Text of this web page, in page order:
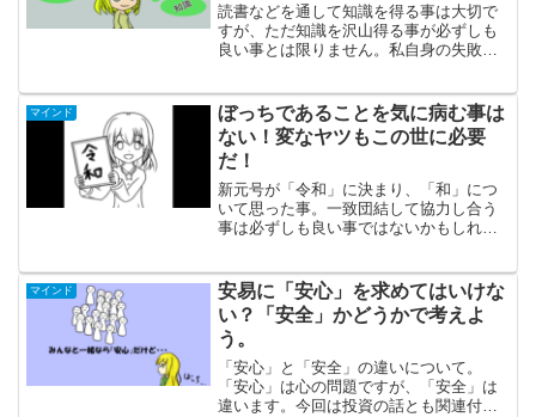
読書などを通して知識を得る事は大切で
すが、ただ知識を沢山得る事が必ずしも
良い事とは限りません。私自身の失敗も
マインド
ぼっちであることを気に病む事は
ない！変なヤツもこの世に必要
だ！
新元号が「令和」に決まり、「和」につ
いて思った事。一致団結して協力し合う
事は必ずしも良い事ではないかもしれま
マインド
安易に「安心」を求めてはいけな
い？「安全」かどうかで考えよ
う。
「安心」と「安全」の違いについて。
「安心」は心の問題ですが、「安全」は
違います。今回は投資の話とも関連付け